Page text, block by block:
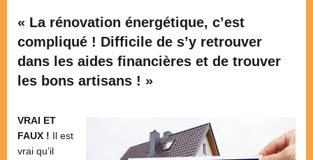
« La rénovation énergétique, c’est
compliqué ! Difficile de s’y retrouver
dans les aides financières et de trouver
les bons artisans ! »
VRAI ET
FAUX ! Il est
vrai qu’il